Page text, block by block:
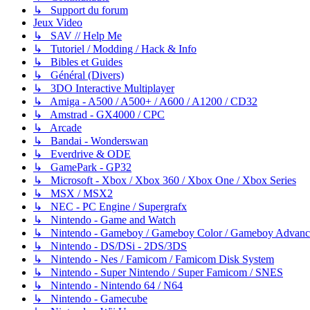
↳ Support du forum
Jeux Video
↳ SAV // Help Me
↳ Tutoriel / Modding / Hack & Info
↳ Bibles et Guides
↳ Général (Divers)
↳ 3DO Interactive Multiplayer
↳ Amiga - A500 / A500+ / A600 / A1200 / CD32
↳ Amstrad - GX4000 / CPC
↳ Arcade
↳ Bandai - Wonderswan
↳ Everdrive & ODE
↳ GamePark - GP32
↳ Microsoft - Xbox / Xbox 360 / Xbox One / Xbox Series
↳ MSX / MSX2
↳ NEC - PC Engine / Supergrafx
↳ Nintendo - Game and Watch
↳ Nintendo - Gameboy / Gameboy Color / Gameboy
↳ Nintendo - DS/DSi - 2DS/3DS
↳ Nintendo - Nes / Famicom / Famicom Disk System
↳ Nintendo - Super Nintendo / Super Famicom / SNES
↳ Nintendo - Nintendo 64 / N64
↳ Nintendo - Gamecube